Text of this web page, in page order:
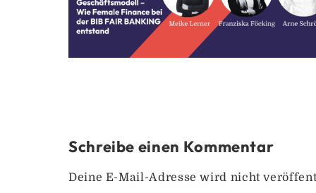
Schreibe einen Kommentar
Deine E-Mail-Adresse wird nicht